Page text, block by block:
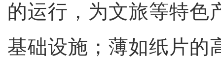
的运行，为文旅等特色
基础设施；薄如纸片的